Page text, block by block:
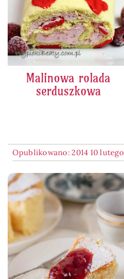
Malinowa rolada
serduszkowa
Opublikowano: 2014 10 lutego